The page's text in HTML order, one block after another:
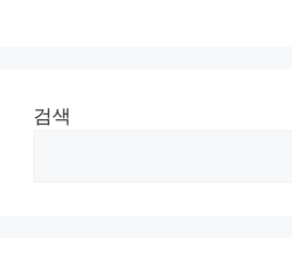
검색